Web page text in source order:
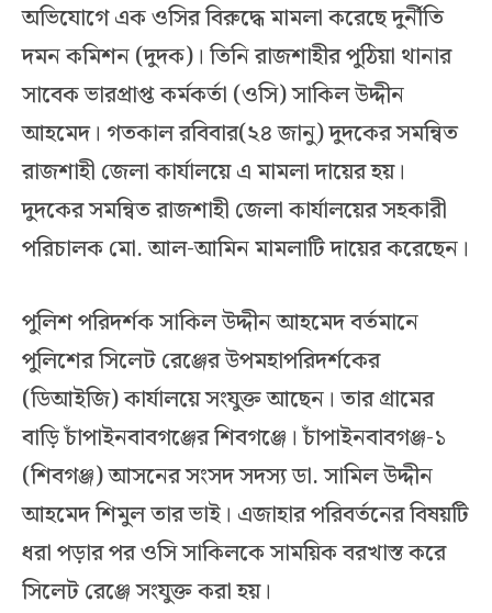
অভিযোগে এক ওসির বিরুদ্ধে মামলা করেছে দুর্নীতি
দমন কমিশন (দুদক)। তিনি রাজশাহীর পুঠিয়া থানার
সাবেক ভারপ্রাপ্ত কর্মকর্তা (ওসি) সাকিল উদ্দীন
আহমেদ। গতকাল রবিবার(২৪ জানু) দুদকের সমন্বিত
রাজশাহী জেলা কার্যালয়ে এ মামলা দায়ের হয়।
দুদকের সমন্বিত রাজশাহী জেলা কার্যালয়ের সহকারী
পরিচালক মো. আল-আমিন মামলাটি দায়ের করেছেন।
পুলিশ পরিদর্শক সাকিল উদ্দীন আহমেদ বর্তমানে
পুলিশের সিলেট রেঞ্জের উপমহাপরিদর্শকের
(ডিআইজি) কার্যালয়ে সংযুক্ত আছেন। তার গ্রামের
বাড়ি চাঁপাইনবাবগঞ্জের শিবগঞ্জে। চাঁপাইনবাবগঞ্জ-১
(শিবগঞ্জ) আসনের সংসদ সদস্য ডা. সামিল উদ্দীন
আহমেদ শিমুল তার ভাই। এজাহার পরিবর্তনের বিষয়টি
ধরা পড়ার পর ওসি সাকিলকে সাময়িক বরখাস্ত করে
সিলেট রেঞ্জে সংযুক্ত করা হয়।